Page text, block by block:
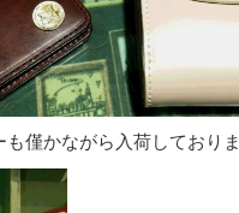
も僅かながら入荷しており